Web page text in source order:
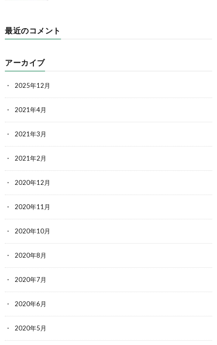
最近のコメント
アーカイブ
2025年12月
2021年4月
2021年3月
2021年2月
2020年12月
2020年11月
2020年10月
2020年8月
2020年7月
2020年6月
2020年5月